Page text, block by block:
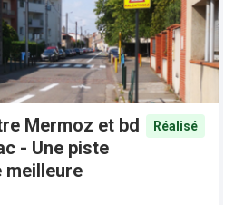
Mermoz et bd
- Une piste
meilleure
Réalisé